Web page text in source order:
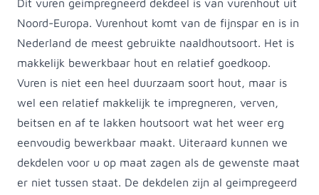
Dit vuren geimpregneerd dekdeel is van vurenhout uit
Noord-Europa. Vurenhout komt van de fijnspar en is in
Nederland de meest gebruikte naaldhoutsoort. Het is
makkelijk bewerkbaar hout en relatief goedkoop.
Vuren is niet een heel duurzaam soort hout, maar is
wel een relatief makkelijk te impregneren, verven,
beitsen en af te lakken houtsoort wat het weer erg
eenvoudig bewerkbaar maakt. Uiteraard kunnen we
dekdelen voor u op maat zagen als de gewenste maat
er niet tussen staat. De dekdelen zijn al geimpregeerd